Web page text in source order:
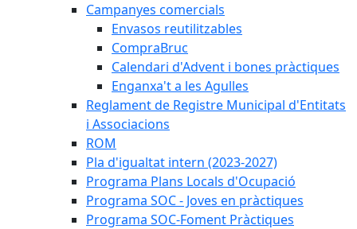
Campanyes comercials
Envasos reutilitzables
CompraBruc
Calendari d'Advent i bones pràctiques
Enganxa't a les Agulles
Reglament de Registre Municipal d'Entitats
i Associacions
ROM
Pla d'igualtat intern (2023-2027)
Programa Plans Locals d'Ocupació
Programa SOC - Joves en pràctiques
Programa SOC-Foment Pràctiques